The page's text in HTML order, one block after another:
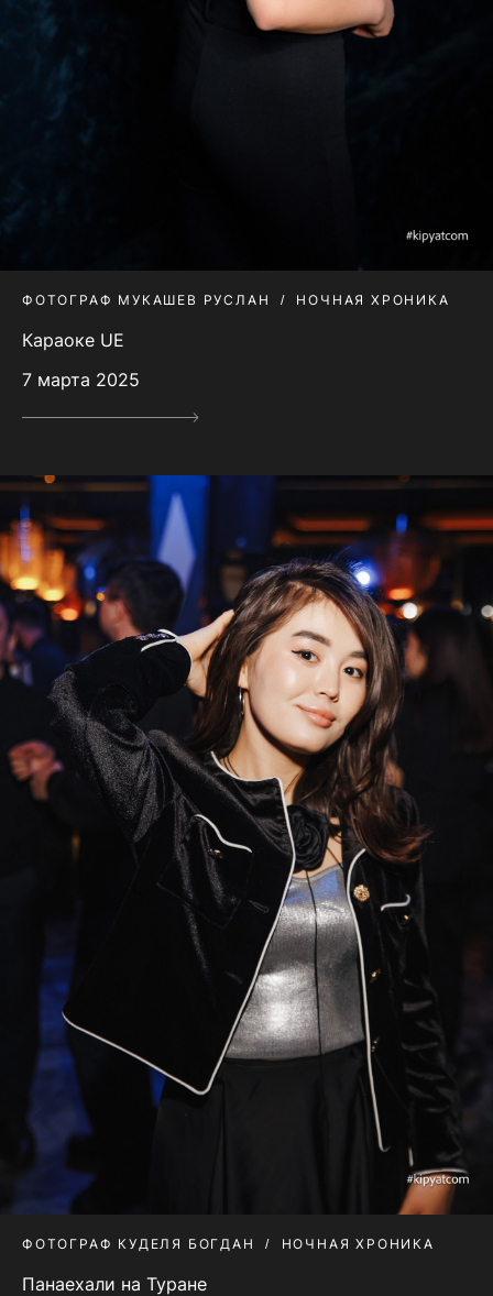
ФОТОГРАФ МУКАШЕВ РУСЛАН НОЧНАЯ ХРОНИКА
Караоке UE
7 марта 2025
ФОТОГРАФ КУДЕЛЯ БОГДАН НОЧНАЯ ХРОНИКА
Панаехали на Туране